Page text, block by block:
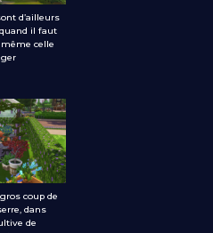
d’ailleurs
il faut
celle
coup de
dans
de